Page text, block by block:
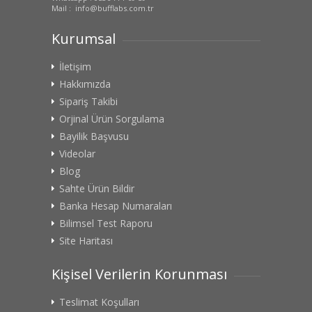
Mail : info@bufflabs.com.tr
Kurumsal
İletişim
Hakkımızda
Sipariş Takibi
Orjinal Ürün Sorgulama
Bayilik Başvusu
Videolar
Blog
Sahte Ürün Bildir
Banka Hesap Numaraları
Bilimsel Test Raporu
Site Haritası
Kişisel Verilerin Korunması
Teslimat Koşulları